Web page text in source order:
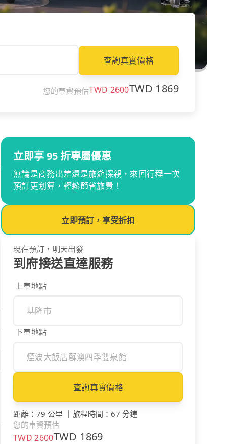
查詢真實價格
您的車資預估TWD2600TWD 1869
立即享 95 折專屬優惠
無論是商務出差還是旅遊探親，來回行程一次
預訂更划算，輕鬆節省旅費！
立即預訂，享受折扣
現在預訂，明天出發
到府接送直達服務
上車地點
下車地點
查詢真實價格
距離 ： 79 公里 ｜ 旅程時間 ： 67 分鐘
您的車資預估
TWD2600TWD 1869